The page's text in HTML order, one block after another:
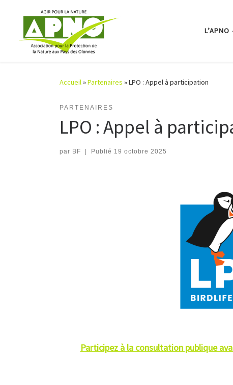
Passer au contenu
L’APNO
Accueil»Partenaires »LPO : Appel à participation
PARTENAIRES
LPO : Appel à
par BF Publié 19 octobre 2025
Participez à la consultation publique